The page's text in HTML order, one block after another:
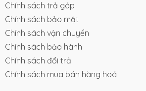
Chính sách trả góp
Chính sách bảo mật
Chính sách vận chuyển
Chính sách bảo hành
Chính sách đổi trả
Chính sách mua bán hàng hoá